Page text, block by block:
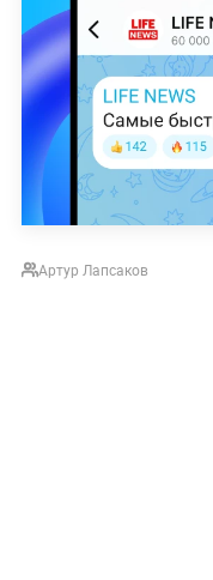
Артур Лапсаков